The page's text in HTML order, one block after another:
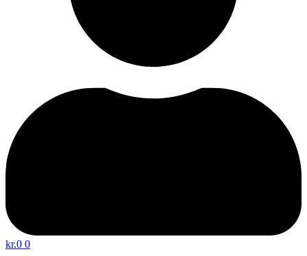
kr.0 0